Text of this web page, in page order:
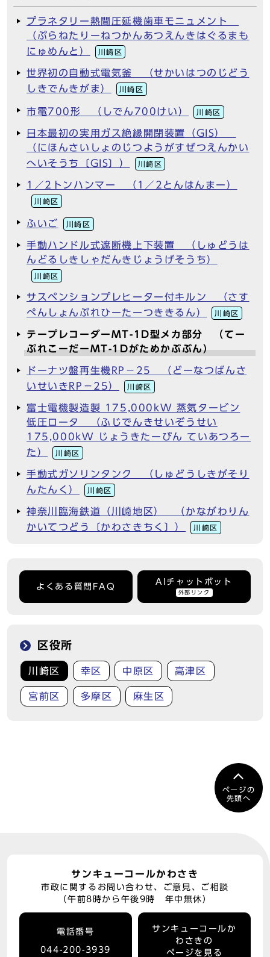
プラネタリー熱間圧延機歯車モニュメント
（ぷらねたりーねつかんあつえんきはぐるまも
にゅめんと）
川崎区
世界初の自動式電気釜 （せかいはつのじどう
しきでんきがま）
川崎区
市電700形 （しでん700けい） 川崎区
日本最初の実用ガス絶縁開閉装置（GIS）
（にほんさいしょのじつようがすぜつえんかい
へいそうち〔GIS〕）
川崎区
1／2トンハンマー （1／2とんはんまー）
川崎区
ふいご 川崎区
手動ハンドル式遮断機上下装置 （しゅどうは
んどるしきしゃだんきじょうげそうち）
川崎区
サスペンションプレヒーター付キルン （さす
ぺんしょんぷれひーたーつききるん）
川崎区
テープレコーダーMT-1D型メカ部分 （てー
ぷれこーだーMT-1Dがためかぶぶん）
ドーナツ盤再生機RP－25 （どーなつばんさ
いせいきRP－25）
川崎区
富士電機製造製 175,000kW 蒸気タービン
低圧ロータ （ふじでんきせいぞうせい
175,000kW じょうきたーびん ていあつろー
た）
川崎区
手動式ガソリンタンク （しゅどうしきがそり
んたんく）
川崎区
神奈川臨海鉄道（川崎地区） （かながわりん
かいてつどう〔かわさきちく〕）
川崎区
よくある質問FAQ
AIチャットボット
外部リンク
区役所
川崎区 幸区 中原区 高津区
宮前区 多摩区 麻生区
ページの
先頭へ
サンキューコールかわさき
市政に関するお問い合わせ、ご意見、ご相談
（午前8時から午後9時 年中無休）
電話番号
044-200-3939
サンキューコールか
わさきの
ページを見る